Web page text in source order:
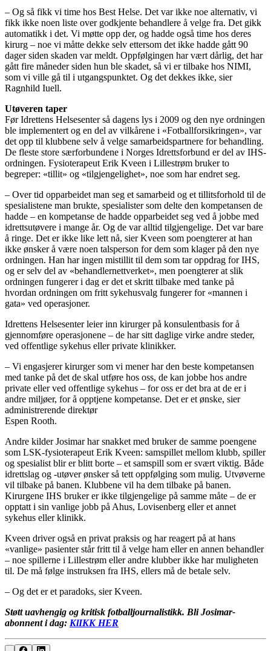
– Og så fikk vi time hos Best Helse. Det var ikke noe alternativ, vi
fikk ikke noen liste over godkjente behandlere å velge fra. Det gikk
automatikk i det. Vi møtte opp der, og hadde også time hos deres
kirurg – noe vi måtte dekke selv ettersom det ikke hadde gått 90
dager siden skaden var meldt. Oppfølgingen har vært dårlig, det har
gått fire måneder siden hun ble skadet, så vi er tilbake hos NIMI,
som vi ville gå til i utgangspunktet. Og det dekkes ikke, sier
Ragnhild Iuell.
Utøveren taper
Før Idrettens Helsesenter så dagens lys i 2009 og den nye ordningen
ble implementert og en del av vilkårene i «Fotballforsikringen», var
det opp til klubbene selv å velge samarbeidspartnere for behandling.
De fleste store særforbundene i Norges Idrettsforbund er del av IHS-
ordningen. Fysioterapeut Erik Kveen i Lillestrøm bruker to
begreper: «tillit» og «tilgjengelighet», noe som har endret seg.
– Over tid opparbeidet man seg et samarbeid og et tillitsforhold til de
spesialistene man brukte, spesialister som delte den kompetansen de
hadde – en kompetanse de hadde opparbeidet seg ved å jobbe med
idrettsutøvere i mange år. Og de var alltid tilgjengelige. Det var bare
å ringe. Det er ikke like lett nå, sier Kveen som poengterer at han
ikke ønsker å være noen talsperson for dem som klager på den nye
ordningen. Han har ingen mistillit til dem som tar oppdrag for IHS,
og er selv del av «behandlernettverket», men poengterer at slik
ordningen fungerer i dag er det et skritt tilbake med tanke på
hvordan ordningen om fritt sykehusvalg fungerer for «mannen i
gata» ved operasjoner.
Idrettens Helsesenter leier inn kirurger på konsulentbasis for å
gjennomføre operasjonene – de har sitt daglige virke andre steder,
ved offentlige sykehus eller private klinikker.
– Vi engasjerer kirurger som vi mener har den beste kompetansen
med tanke på det de skal utføre hos oss, de kan jobbe hos andre
private eller ved offentlige sykehus – for oss er det bra at de er i
andre miljøer, for å opptjene kompetanse. Det er et ønske, sier
administrerende direktør
Espen Rooth.
Andre kilder Josimar har snakket med bruker de samme poengene
som LSK-fysioterapeut Erik Kveen: samspillet mellom klubb, spiller
og spesialist blir er blitt borte – et samspill som er svært viktig. Både
idrettslag og -utøver ønsker så tett oppfølging som mulig. Utvøverne
vil tilbake på banen. Klubbene vil ha dem tilbake på banen.
Kirurgene IHS bruker er ikke tilgjengelige på samme måte – de er
opptatt i sin vanlige jobb på Ahus, Lovisenberg eller et annet
sykehus eller klinikk.
Kveen driver også en privat praksis og har reagert på at hans
«vanlige» pasienter står fritt til å velge ham eller en annen behandler
– noe spillerne i Lillestrøm eller andre klubber ikke har muligheten
til. De må følge instruksen fra IHS, ellers må de betale selv.
– Og det er et paradoks, sier Kveen.
Støtt uavhengig og kritisk fotballjournalistikk. Bli Josimar-
abonnent i dag: KlIKK HER